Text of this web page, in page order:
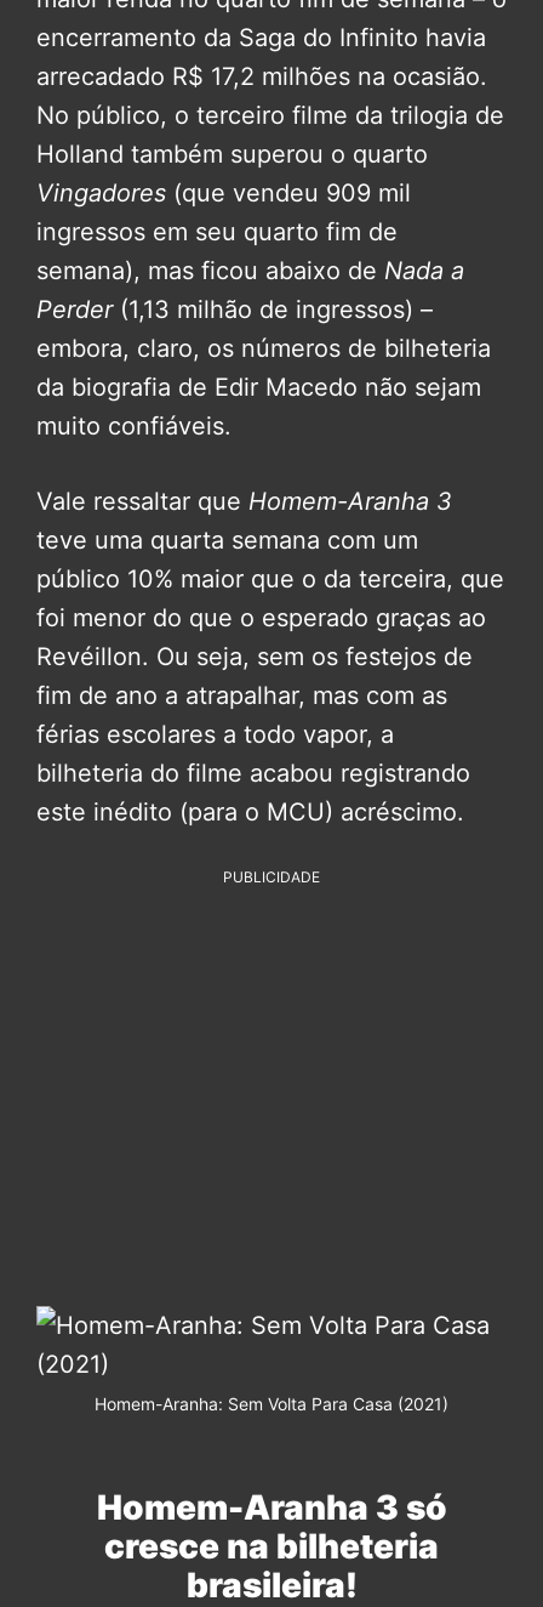
encerramento da Saga do Infinito havia
arrecadado R$ 17,2 milhões na ocasião.
No público, o terceiro filme da trilogia de
Holland também superou o quarto
Vingadores (que vendeu 909 mil
ingressos em seu quarto fim de
semana), mas ficou abaixo de Nada a
Perder(1,13 milhão de ingressos) –
embora, claro, os números de bilheteria
da biografia de Edir Macedo não sejam
muito confiáveis.
Vale ressaltar que Homem-Aranha 3
teve uma quarta semana com um
público 10% maior que o da terceira, que
foi menor do que o esperado graças ao
Revéillon. Ou seja, sem os festejos de
fim de ano a atrapalhar, mas com as
férias escolares a todo vapor, a
bilheteria do filme acabou registrando
este inédito (para o MCU) acréscimo.
PUBLICIDADE
Homem-Aranha: Sem Volta Para Casa (2021)
Homem-Aranha 3 só
cresce na bilheteria
brasileira!